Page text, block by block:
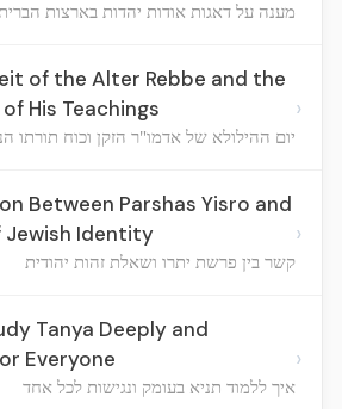
מענה על דאגות אודות יהדות בארצות
of the Alter Rebbe and the
His Teachings
יום ההילולא של אדמו"ר הזקן וכוח תורתו
›
Between Parshas Yisro and
Identity
קשר בין פרשת יתרו ושאלת זהות יהודית
›
Tanya Deeply and
Everyone
איך ללמוד תניא בעומק ונגישות לכל אחד
›